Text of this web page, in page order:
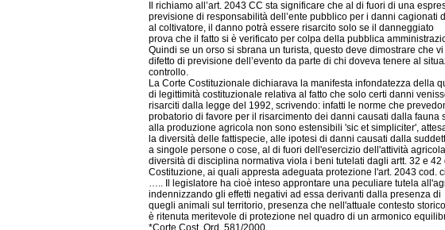
Il richiamo all’art. 2043 CC sta significare che al di fuori di una
previsione di responsabilità dell’ente pubblico per i danni cagionati
al coltivatore, il danno potrà essere risarcito solo se il danneggiato
prova che il fatto si è verificato per colpa della pubblica
Quindi se un orso si sbrana un turista, questo deve dimostrare che vi
difetto di previsione dell’evento da parte di chi doveva tenere al
controllo.
La Corte Costituzionale dichiarava la manifesta infondatezza della
di legittimità costituzionale relativa al fatto che solo certi danni
risarciti dalla legge del 1992, scrivendo: infatti le norme che
probatorio di favore per il risarcimento dei danni causati dalla fauna
alla produzione agricola non sono estensibili 'sic et simpliciter',
la diversità delle fattispecie, alle ipotesi di danni causati dalla
a singole persone o cose, al di fuori dell'esercizio dell'attività
diversità di disciplina normativa viola i beni tutelati dagli artt. 32 e 42
Costituzione, ai quali appresta adeguata protezione l'art. 2043 cod.
….. Il legislatore ha cioè inteso approntare una peculiare tutela
indennizzando gli effetti negativi ad essa derivanti dalla presenza di
quegli animali sul territorio, presenza che nell'attuale contesto
è ritenuta meritevole di protezione nel quadro di un armonico
*Corte Cost. Ord. 581/2000.